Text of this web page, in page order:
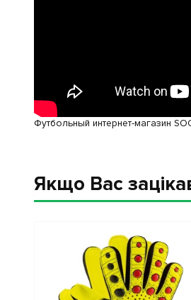
Футбольный интернет-магазин
Якщо Вас